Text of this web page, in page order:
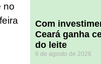
no
Com
Ceará ganha
do leite
6 de agosto de 2026